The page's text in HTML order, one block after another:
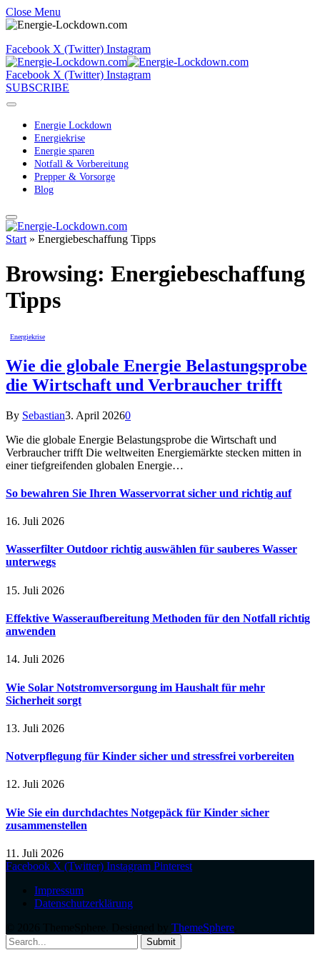
Close Menu
Facebook X (Twitter) Instagram
Facebook X (Twitter) Instagram
SUBSCRIBE
Energie Lockdown
Energiekrise
Energie sparen
Notfall & Vorbereitung
Prepper & Vorsorge
Blog
Start » Energiebeschaffung Tipps
Browsing: Energiebeschaffung
Tipps
Energiekrise
Wie die globale Energie Belastungsprobe
die Wirtschaft und Verbraucher trifft
By Sebastian3. April 20260
Wie die globale Energie Belastungsprobe die Wirtschaft und
Verbraucher trifft Die weltweiten Energiemärkte stecken mitten in
einer tiefgreifenden globalen Energie…
So bewahren Sie Ihren Wasservorrat sicher und richtig auf
16. Juli 2026
Wasserfilter Outdoor richtig auswählen für sauberes Wasser
unterwegs
15. Juli 2026
Effektive Wasseraufbereitung Methoden für den Notfall richtig
anwenden
14. Juli 2026
Wie Solar Notstromversorgung im Haushalt für mehr
Sicherheit sorgt
13. Juli 2026
Notverpflegung für Kinder sicher und stressfrei vorbereiten
12. Juli 2026
Wie Sie ein durchdachtes Notgepäck für Kinder sicher
zusammenstellen
11. Juli 2026
Facebook X (Twitter) Instagram Pinterest
Impressum
Datenschutzerklärung
ThemeSphere
Submit